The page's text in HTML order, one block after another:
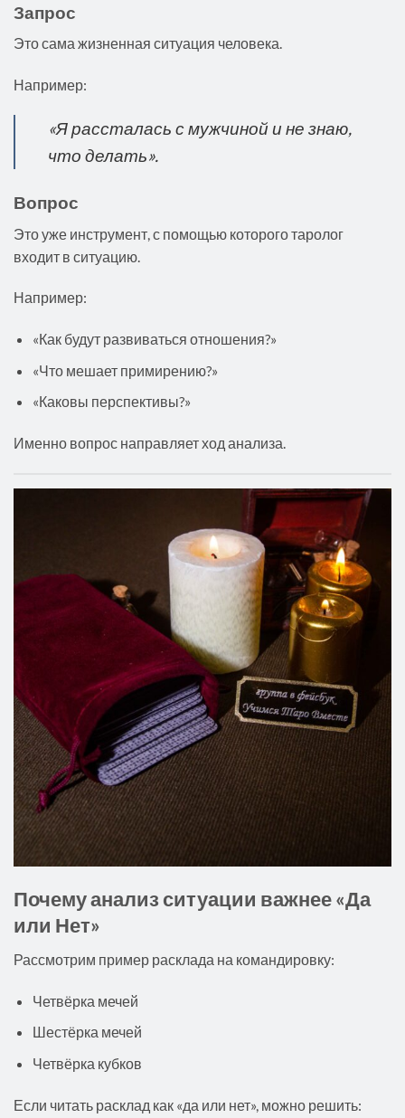
Запрос
Это сама жизненная ситуация человека.
Например:
«Я рассталась с мужчиной и не знаю,
что делать».
Вопрос
Это уже инструмент, с помощью которого таролог
входит в ситуацию.
Например:
«Как будут развиваться отношения?»
«Что мешает примирению?»
«Каковы перспективы?»
Именно вопрос направляет ход анализа.
Почему анализ ситуации важнее «Да
или Нет»
Рассмотрим пример расклада на командировку:
Четвёрка мечей
Шестёрка мечей
Четвёрка кубков
Если читать расклад как «да или нет», можно решить: